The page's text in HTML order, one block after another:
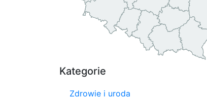
Kategorie
Zdrowie i uroda